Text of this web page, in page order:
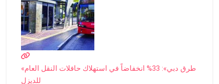
«طرق دبي»: 33% انخفاضاً في استهلاك حافلات النقل العام
للديزل